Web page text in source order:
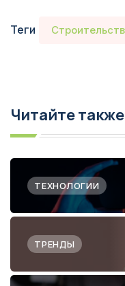
Теги
Читайте также
ТЕХНОЛОГИИ
ТРЕНДЫ